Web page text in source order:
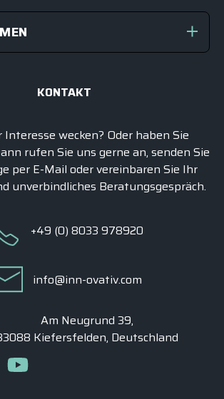
KONTAKT
wecken? Oder haben Sie
rufen Sie uns gerne an, senden Sie
per E-Mail oder vereinbaren Sie Ihr
unverbindliches Beratungsgespräch.
+49 (0) 8033 978920
info@inn-ovativ.com
Am Neugrund 39,
Kiefersfelden, Deutschland